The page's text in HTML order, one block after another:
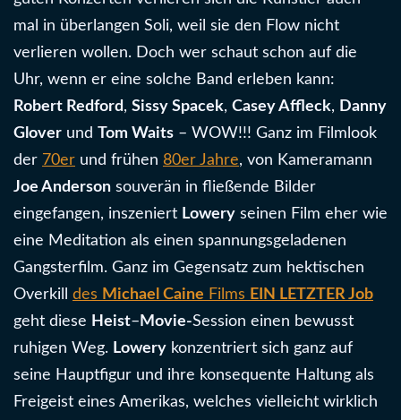
mal in überlangen Soli, weil sie den Flow nicht
verlieren wollen. Doch wer schaut schon auf die
Uhr, wenn er eine solche Band erleben kann:
Robert Redford, Sissy Spacek, Casey Affleck, Danny
Glover und Tom Waits – WOW!!! Ganz im Filmlook
der 70er und frühen 80er Jahre, von Kameramann
Joe Anderson souverän in fließende Bilder
eingefangen, inszeniert Lowery seinen Film eher wie
eine Meditation als einen spannungsgeladenen
Gangsterfilm. Ganz im Gegensatz zum hektischen
Overkill des Michael Caine Films EIN LETZTER Job
geht diese Heist– Movie-Session einen bewusst
ruhigen Weg. Lowery konzentriert sich ganz auf
seine Hauptfigur und ihre konsequente Haltung als
Freigeist eines Amerikas, welches vielleicht wirklich